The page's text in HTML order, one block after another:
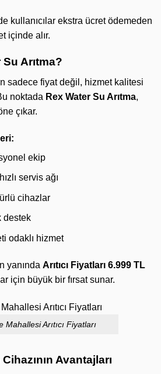
kullanıcılar ekstra ücret ödemeden
içinde alır.
Arıtma?
sadece fiyat değil, hizmet kalitesi
noktada Rex Water Su Arıtma,
çıkar.
ekip
servis ağı
cihazlar
destek
odaklı hizmet
yanında Arıtıcı Fiyatları 6.999 TL
için büyük bir fırsat sunar.
Arıtıcı Fiyatları
Avantajları